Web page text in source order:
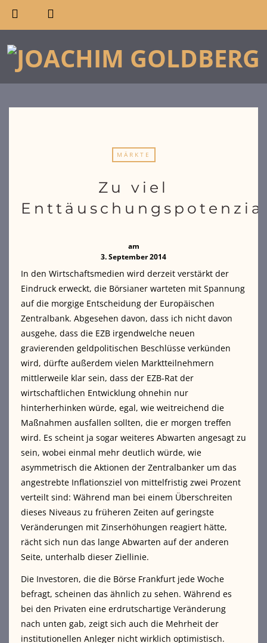
MÄRKTE
Zu viel
am
3. September 2014
In den Wirtschaftsmedien wird derzeit verstärkt der
Eindruck erweckt, die Börsianer warteten mit Spannung
auf die morgige Entscheidung der Europäischen
Zentralbank. Abgesehen davon, dass ich nicht davon
ausgehe, dass die EZB irgendwelche neuen
gravierenden geldpolitischen Beschlüsse verkünden
wird, dürfte außerdem vielen Marktteilnehmern
mittlerweile klar sein, dass der EZB-Rat der
wirtschaftlichen Entwicklung ohnehin nur
hinterherhinken würde, egal, wie weitreichend die
Maßnahmen ausfallen sollten, die er morgen treffen
wird. Es scheint ja sogar weiteres Abwarten angesagt zu
sein, wobei einmal mehr deutlich würde, wie
asymmetrisch die Aktionen der Zentralbanker um das
angestrebte Inflationsziel von mittelfristig zwei Prozent
verteilt sind: Während man bei einem Überschreiten
dieses Niveaus zu früheren Zeiten auf geringste
Veränderungen mit Zinserhöhungen reagiert hätte,
rächt sich nun das lange Abwarten auf der anderen
Seite, unterhalb dieser Ziellinie.
Die Investoren, die die Börse Frankfurt jede Woche
befragt, scheinen das ähnlich zu sehen. Während es
bei den Privaten eine erdrutschartige Veränderung
nach unten gab, zeigt sich auch die Mehrheit der
institutionellen Anleger nicht wirklich optimistisch.